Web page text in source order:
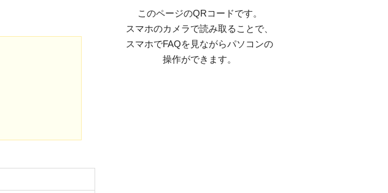
このページのQRコードです。
スマホのカメラで読み取ることで、
スマホでFAQを見ながらパソコンの
操作ができます。